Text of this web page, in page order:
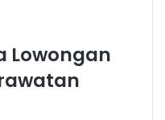
Lowongan